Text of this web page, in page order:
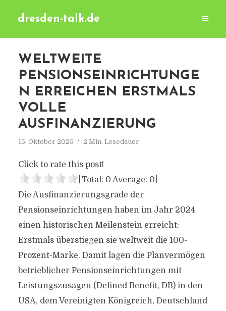
dresden-talk.de
WELTWEITE
PENSIONSEINRICHTUNGE
N ERREICHEN ERSTMALS
VOLLE
AUSFINANZIERUNG
15. Oktober 2025 2 Min. Lesedauer
Click to rate this post!
[Total: 0 Average: 0]
Die Ausfinanzierungsgrade der
Pensionseinrichtungen haben im Jahr 2024
einen historischen Meilenstein erreicht:
Erstmals überstiegen sie weltweit die 100-
Prozent-Marke. Damit lagen die Planvermögen
betrieblicher Pensionseinrichtungen mit
Leistungszusagen (Defined Benefit, DB) in den
USA, dem Vereinigten Königreich, Deutschland